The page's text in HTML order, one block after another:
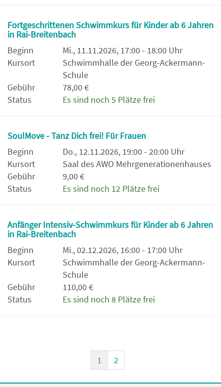
Fortgeschrittenen Schwimmkurs für Kinder ab 6 Jahren
in Rai-Breitenbach
Beginn
Mi., 11.11.2026, 17:00 - 18:00 Uhr
Kursort
Schwimmhalle der Georg-Ackermann-
Schule
Gebühr
78,00 €
Status
Es sind noch 5 Plätze frei
SoulMove - Tanz Dich frei! Für Frauen
Beginn
Do., 12.11.2026, 19:00 - 20:00 Uhr
Kursort
Saal des AWO Mehrgenerationenhauses
Gebühr
9,00 €
Status
Es sind noch 12 Plätze frei
Anfänger Intensiv-Schwimmkurs für Kinder ab 6 Jahren
in Rai-Breitenbach
Beginn
Mi., 02.12.2026, 16:00 - 17:00 Uhr
Kursort
Schwimmhalle der Georg-Ackermann-
Schule
Gebühr
110,00 €
Status
Es sind noch 8 Plätze frei
1 2